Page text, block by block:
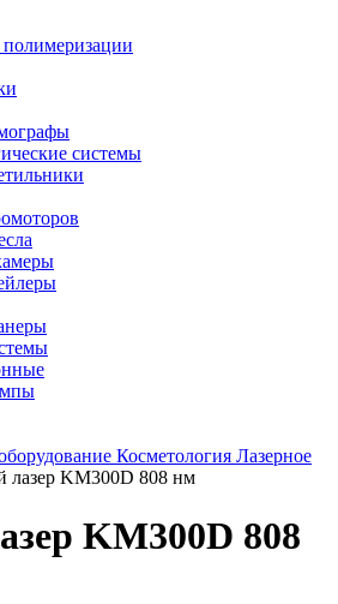
системы
Косметология Лазерное
лазер KM300D 808 нм
KM300D 808